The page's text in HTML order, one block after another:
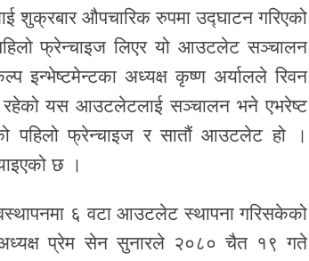
शुक्रबार औपचारिक रुपमा उद्घाटन गरिएको
फ्रेन्चाइज लिएर यो आउटलेट सञ्चालन
इन्भेष्टमेन्टका अध्यक्ष कृष्ण अर्यालले रिवन
यस आउटलेटलाई सञ्चालन भने एभरेष्ट
पहिलो फ्रेन्चाइज र सातौं आउटलेट हो ।
छ ।
६ वटा आउटलेट स्थापना गरिसकेको
प्रेम सेन सुनारले २०८० चैत १९ गते